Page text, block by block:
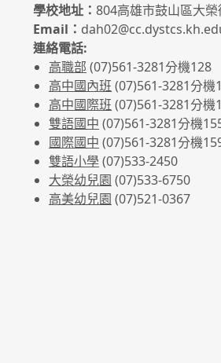
學校地址： 804高雄市鼓山區大
Email：
連絡電話:
高職部 (07)561-3281分機128
高中國內班 (07)561-3281分機
高中國際班 (07)561-3281分機
雙語國中 (07)561-3281分機
國際國中 (07)561-3281分機
雙語小學(07)533-2450
大榮幼兒園 (07)533-6750
高美幼兒園 (07)521-0367